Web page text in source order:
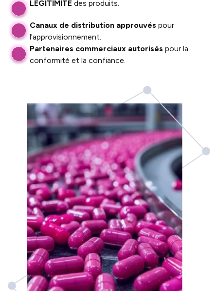
LÉGITIMITÉ des produits.
Canaux de distribution approuvés pour
l'approvisionnement.
Partenaires commerciaux autorisés pour la
conformité et la confiance.